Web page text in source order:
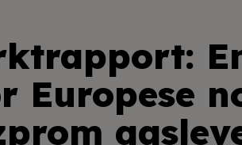
Europese